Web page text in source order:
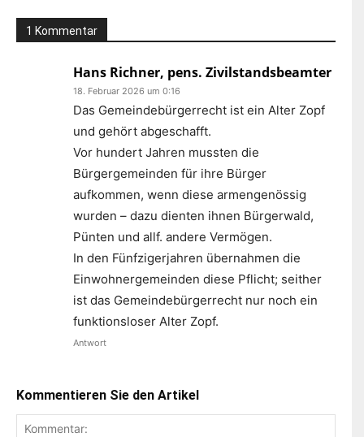
1 Kommentar
Hans Richner, pens. Zivilstandsbeamter
18. Februar 2026 um 0:16
Das Gemeindebürgerrecht ist ein Alter Zopf
und gehört abgeschafft.
Vor hundert Jahren mussten die
Bürgergemeinden für ihre Bürger
aufkommen, wenn diese armengenössig
wurden – dazu dienten ihnen Bürgerwald,
Pünten und allf. andere Vermögen.
In den Fünfzigerjahren übernahmen die
Einwohnergemeinden diese Pflicht; seither
ist das Gemeindebürgerrecht nur noch ein
funktionsloser Alter Zopf.
Antwort
Kommentieren Sie den Artikel